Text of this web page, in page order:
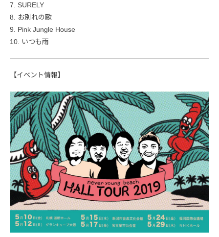
7. SURELY
8. お別れの歌
9. Pink Jungle House
10. いつも雨
【イベント情報】